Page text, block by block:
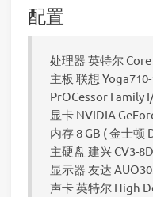
配置
处理器 英特尔
主板 联想
PrOCessor Family
显卡 NVIDIA
内存 8 GB ( 金士顿
主硬盘 建兴 CV3-
显示器 友达
声卡 英特尔 High